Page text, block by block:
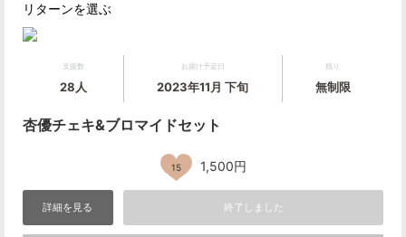
リターンを選ぶ
支援数
28人
お届け予定日
2023年11月 下旬
残り
無制限
杏優チェキ&ブロマイドセット
15 1,500円
詳細を見る 終了しました